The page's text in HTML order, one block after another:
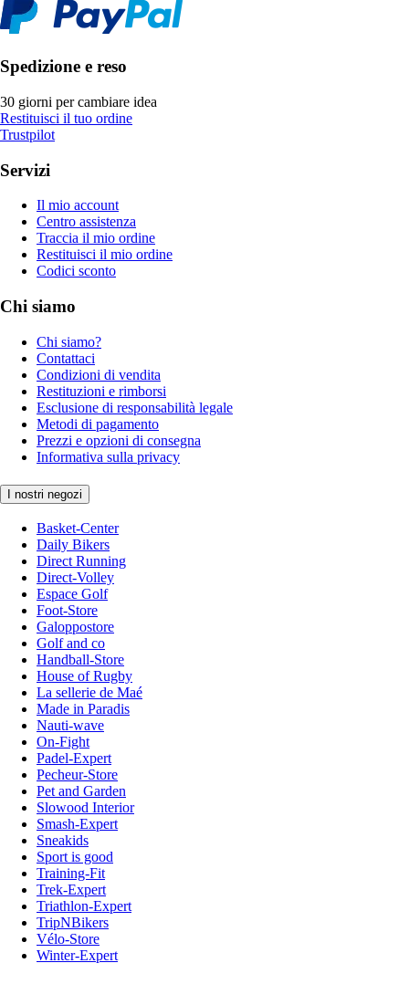
Spedizione e reso
30 giorni per cambiare idea
Restituisci il tuo ordine
Trustpilot
Servizi
Il mio account
Centro assistenza
Traccia il mio ordine
Restituisci il mio ordine
Codici sconto
Chi siamo
Chi siamo?
Contattaci
Condizioni di vendita
Restituzioni e rimborsi
Esclusione di responsabilità legale
Metodi di pagamento
Prezzi e opzioni di consegna
Informativa sulla privacy
I nostri negozi
Basket-Center
Daily Bikers
Direct Running
Direct-Volley
Espace Golf
Foot-Store
Galoppostore
Golf and co
Handball-Store
House of Rugby
La sellerie de Maé
Made in Paradis
Nauti-wave
On-Fight
Padel-Expert
Pecheur-Store
Pet and Garden
Slowood Interior
Smash-Expert
Sneakids
Sport is good
Training-Fit
Trek-Expert
Triathlon-Expert
TripNBikers
Vélo-Store
Winter-Expert